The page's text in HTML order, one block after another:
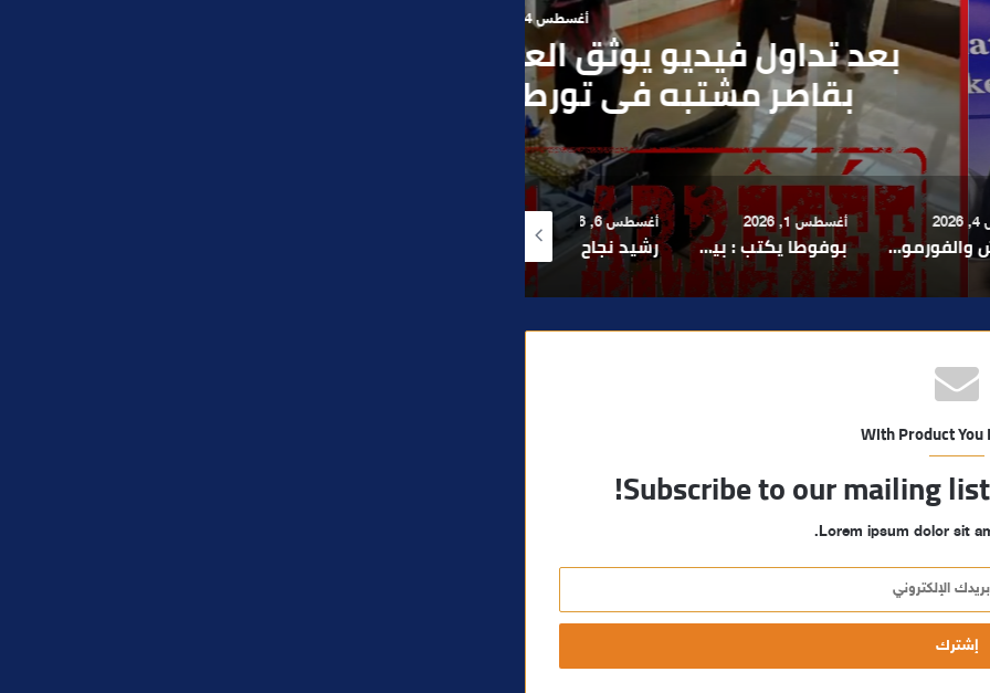
أمن مراكش يطيح
في سرقة مسلحة..
في المنعرج الأخير؟
أغسطس 1, 2026
بوفوطا يكتب : بين صمت الحكومة وسباق الانتخابات… هل أصبحت إدارة الأزمات خارج أولويات الفاعلين السياسيين؟
أغسطس 6, 2026
رشيد نجاح يدق ناقوس الخطر بشأن تعثر الملفات الاستثمارية بمراكش ويدعو إلى تسريع المساطر الإدارية..
أغسطس 6, 2026
With Product You
Subscribe to our mailing
Lorem ipsum dolor sit